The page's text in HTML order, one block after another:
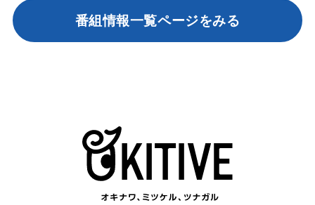
番組情報一覧ページをみる